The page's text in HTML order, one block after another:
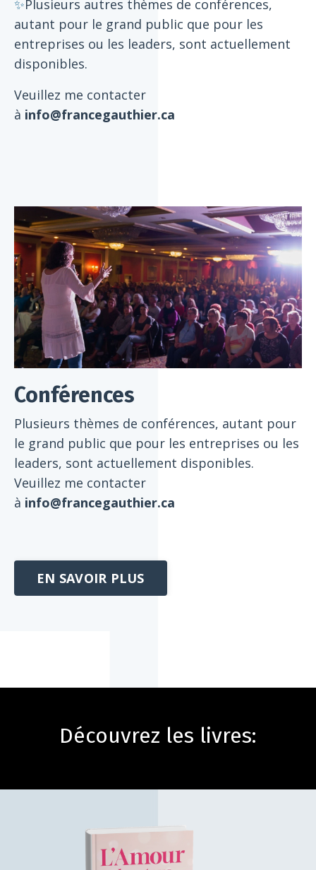
✨Plusieurs autres thèmes de conférences,
autant pour le grand public que pour les
entreprises ou les leaders, sont actuellement
disponibles.
Veuillez me contacter
à info@francegauthier.ca
Conférences
Plusieurs thèmes de conférences, autant pour
le grand public que pour les entreprises ou les
leaders, sont actuellement disponibles.
Veuillez me contacter
à info@francegauthier.ca
EN SAVOIR PLUS
Découvrez les livres: